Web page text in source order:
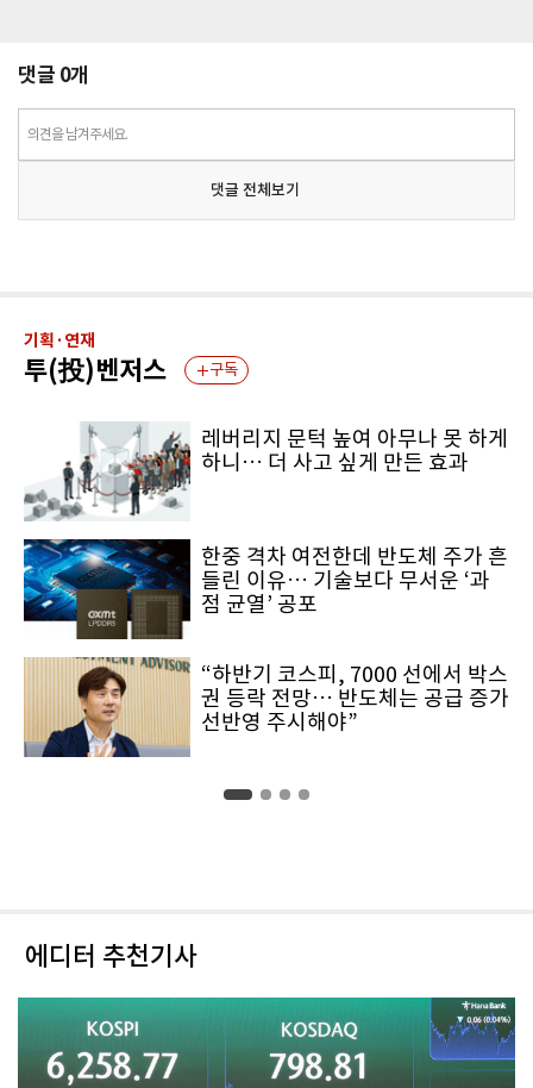
댓글 0개
의견을 남겨주세요.
댓글 전체보기
기획·연재
투(投)벤저스 구독
레버리지 문턱 높여 아무나 못 하게
하니… 더 사고 싶게 만든 효과
한중 격차 여전한데 반도체 주가 흔
들린 이유… 기술보다 무서운 ‘과
점 균열’ 공포
“하반기 코스피, 7000 선에서 박스
권 등락 전망… 반도체는 공급 증가
선반영 주시해야”
에디터 추천기사